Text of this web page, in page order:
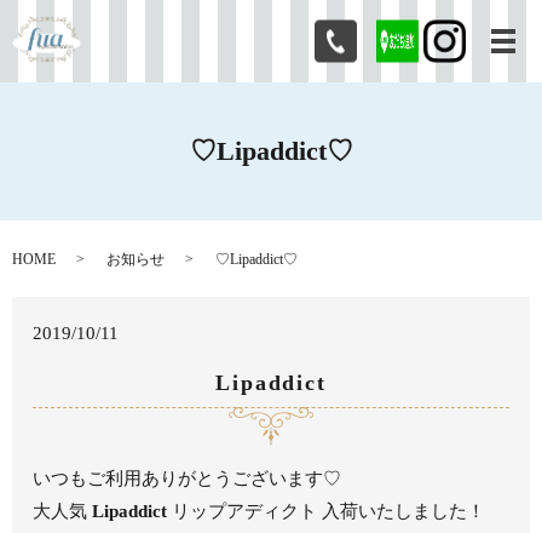
メ
♡Lipaddict♡
HOME お知らせ ♡Lipaddict♡
2019/10/11
Lipaddict
いつもご利用ありがとうございます♡
大人気 Lipaddict リップアディクト 入荷いたしました！